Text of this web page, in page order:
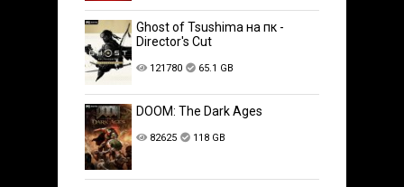
Ghost of Tsushima на пк -
Director's Cut
121780 65.1 GB
DOOM: The Dark Ages
82625 118 GB